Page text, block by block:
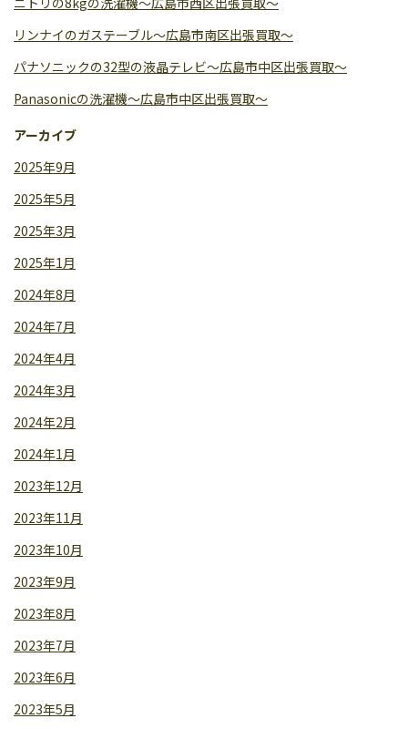
リンナイのガステーブル〜広島市南区出張買取〜
パナソニックの32型の液晶テレビ〜広島市中区出張買取〜
Panasonicの洗濯機〜広島市中区出張買取〜
アーカイブ
2025年9月
2025年5月
2025年3月
2025年1月
2024年8月
2024年7月
2024年4月
2024年3月
2024年2月
2024年1月
2023年12月
2023年11月
2023年10月
2023年9月
2023年8月
2023年7月
2023年6月
2023年5月